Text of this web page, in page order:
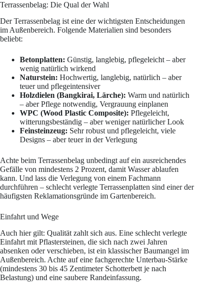
Terrassenbelag: Die Qual der Wahl
Der Terrassenbelag ist eine der wichtigsten Entscheidungen
im Außenbereich. Folgende Materialien sind besonders
beliebt:
Betonplatten: Günstig, langlebig, pflegeleicht – aber
wenig natürlich wirkend
Naturstein: Hochwertig, langlebig, natürlich – aber
teuer und pflegeintensiver
Holzdielen (Bangkirai, Lärche): Warm und natürlich
– aber Pflege notwendig, Vergrauung einplanen
WPC (Wood Plastic Composite): Pflegeleicht,
witterungsbeständig – aber weniger natürlicher Look
Feinsteinzeug: Sehr robust und pflegeleicht, viele
Designs – aber teuer in der Verlegung
Achte beim Terrassenbelag unbedingt auf ein ausreichendes
Gefälle von mindestens 2 Prozent, damit Wasser ablaufen
kann. Und lass die Verlegung von einem Fachmann
durchführen – schlecht verlegte Terrassenplatten sind einer der
häufigsten Reklamationsgründe im Gartenbereich.
Einfahrt und Wege
Auch hier gilt: Qualität zahlt sich aus. Eine schlecht verlegte
Einfahrt mit Pflastersteinen, die sich nach zwei Jahren
absenken oder verschieben, ist ein klassischer Baumangel im
Außenbereich. Achte auf eine fachgerechte Unterbau-Stärke
(mindestens 30 bis 45 Zentimeter Schotterbett je nach
Belastung) und eine saubere Randeinfassung.